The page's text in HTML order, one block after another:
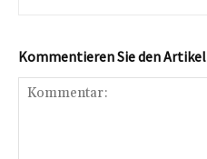
Kommentieren Sie den Artikel